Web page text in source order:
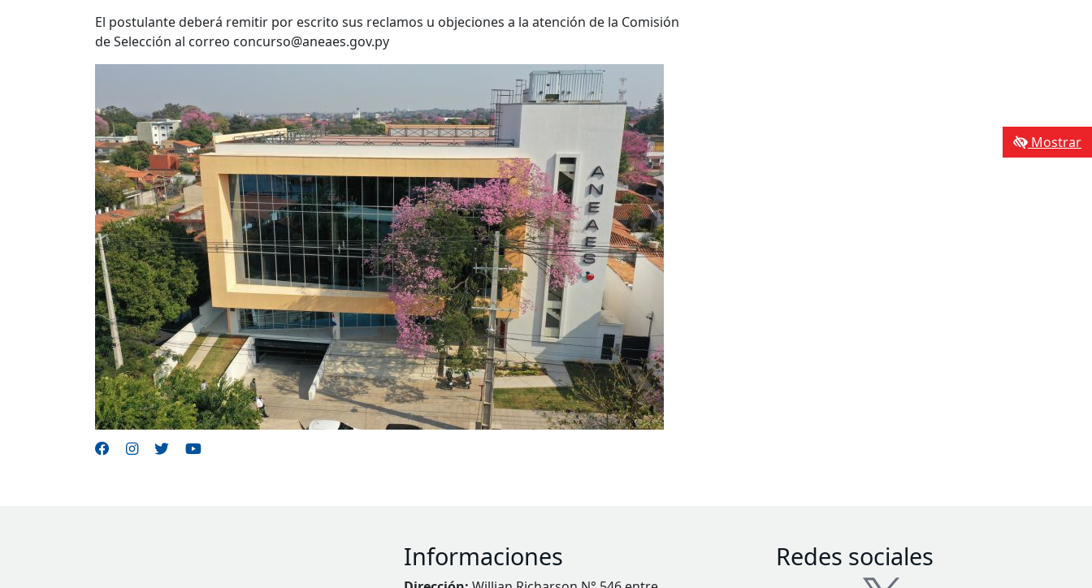
Mostrar
El postulante deberá remitir por escrito sus reclamos u objeciones a la atención de la Comisión
de Selección al correo concurso@aneaes.gov.py
Informaciones Redes sociales